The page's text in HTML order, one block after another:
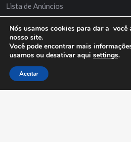
Lista de Anúncios
Anuncie Grátis
Nós usamos cookies para dar a você
nosso site.
Você pode encontrar mais
usamos ou desativar aqui settings.
Aceitar